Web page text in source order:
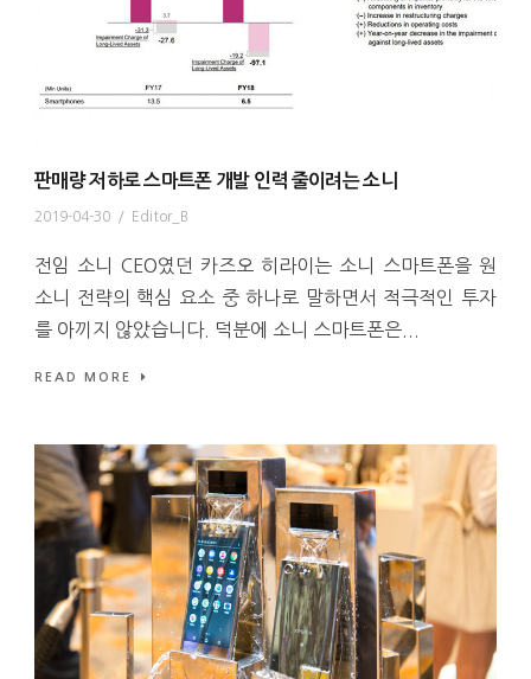
판매량 저하로 스마트폰 개발 인력 줄이려는 소니
2019-04-30 / Editor_B
전임 소니 CEO였던 카즈오 히라이는 소니 스마트폰을 원
소니 전략의 핵심 요소 중 하나로 말하면서 적극적인 투자
를 아끼지 않았습니다. 덕분에 소니 스마트폰은...
READ MORE